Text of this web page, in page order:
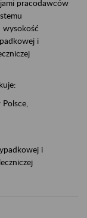
pracodawców
wysokość
i
i